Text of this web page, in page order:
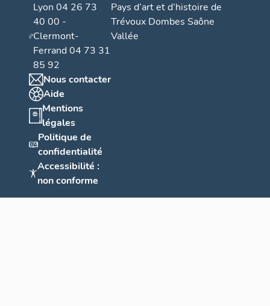
Lyon 04 26 73
40 00 -
Clermont-
Ferrand 04 73 31
85 92
Nous contacter
Aide
Mentions
légales
Politique de
confidentialité
Accessibilité :
non conforme
Pays d’art et d’histoire de
Trévoux Dombes Saône
Vallée